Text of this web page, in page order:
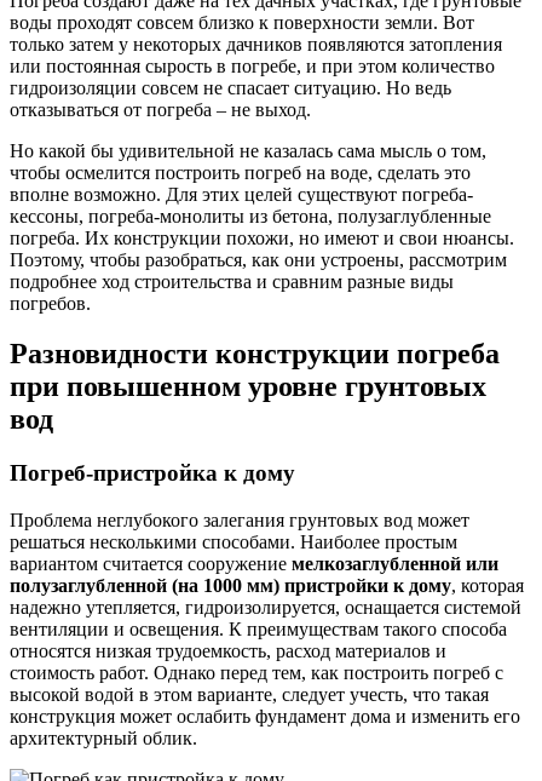
воды проходят совсем близко к поверхности земли. Вот
только затем у некоторых дачников появляются затопления
или постоянная сырость в погребе, и при этом количество
гидроизоляции совсем не спасает ситуацию. Но ведь
отказываться от погреба – не выход.
Но какой бы удивительной не казалась сама мысль о том,
чтобы осмелится построить погреб на воде, сделать это
вполне возможно. Для этих целей существуют погреба-
кессоны, погреба-монолиты из бетона, полузаглубленные
погреба. Их конструкции похожи, но имеют и свои нюансы.
Поэтому, чтобы разобраться, как они устроены, рассмотрим
подробнее ход строительства и сравним разные виды
погребов.
Разновидности конструкции погреба
при повышенном уровне грунтовых
вод
Погреб-пристройка к дому
Проблема неглубокого залегания грунтовых вод может
решаться несколькими способами. Наиболее простым
вариантом считается сооружение мелкозаглубленной или
полузаглубленной (на 1000 мм) пристройки к дому, которая
надежно утепляется, гидроизолируется, оснащается системой
вентиляции и освещения. К преимуществам такого способа
относятся низкая трудоемкость, расход материалов и
стоимость работ. Однако перед тем, как построить погреб с
высокой водой в этом варианте, следует учесть, что такая
конструкция может ослабить фундамент дома и изменить его
архитектурный облик.